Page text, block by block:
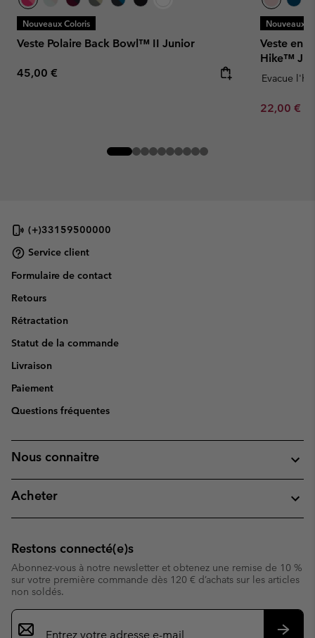
Nouveaux Coloris
Veste Polaire Back Bowl™ II Junior
Regular price:
45,00 €
Nouveaux
Veste en
Hike™
Evacue
Minimum
22,00 €
(+)33159500000
Service client
Formulaire de contact
Retours
Rétractation
Statut de la commande
Livraison
Paiement
Questions fréquentes
Nous connaitre
Acheter
Restons connecté(e)s
Abonnez-vous à notre newsletter et obtenez une remise de 10 %
sur votre première commande dès 120 € d’achats sur les articles
non soldés.
Inscription
par